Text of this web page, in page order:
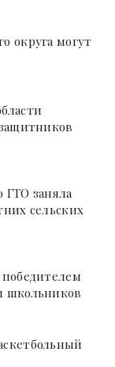
округа могут
ГТО заняла
сельских
школьников